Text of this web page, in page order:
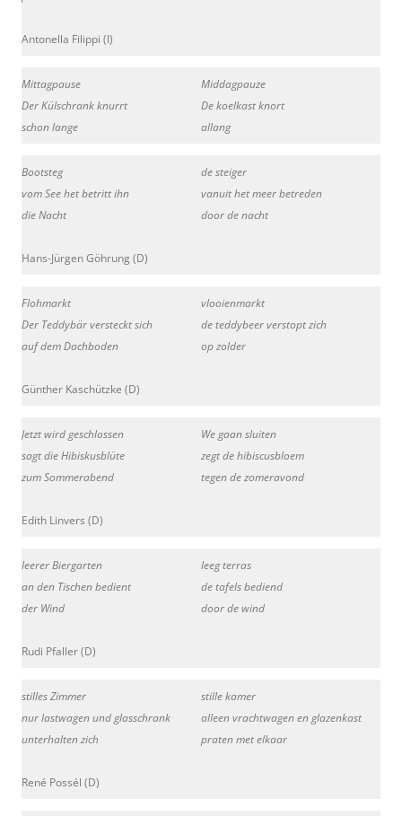
Antonella Filippi (I)
Mittagpause
Der Külschrank knurrt
schon lange
Middagpauze
De koelkast knort
allang
Bootsteg
vom See het betritt ihn
die Nacht
Hans-Jürgen Göhrung (D)
de steiger
vanuit het meer betreden
door de nacht
Flohmarkt
Der Teddybär versteckt sich
auf dem Dachboden
Günther Kaschützke (D)
vlooienmarkt
de teddybeer verstopt zich
op zolder
Jetzt wird geschlossen
sagt die Hibiskusblüte
zum Sommerabend
Edith Linvers (D)
We gaan sluiten
zegt de hibiscusbloem
tegen de zomeravond
leerer Biergarten
an den Tischen bedient
der Wind
Rudi Pfaller (D)
leeg terras
de tafels bediend
door de wind
stilles Zimmer
nur lastwagen und glasschrank
unterhalten zich
René Possél (D)
stille kamer
alleen vrachtwagen en glazenkast
praten met elkaar